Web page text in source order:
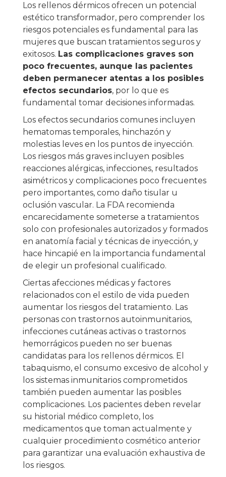
Los rellenos dérmicos ofrecen un potencial
estético transformador, pero comprender los
riesgos potenciales es fundamental para las
mujeres que buscan tratamientos seguros y
exitosos. Las complicaciones graves son
poco frecuentes, aunque las pacientes
deben permanecer atentas a los posibles
efectos secundarios, por lo que es
fundamental tomar decisiones informadas.
Los efectos secundarios comunes incluyen
hematomas temporales, hinchazón y
molestias leves en los puntos de inyección.
Los riesgos más graves incluyen posibles
reacciones alérgicas, infecciones, resultados
asimétricos y complicaciones poco frecuentes
pero importantes, como daño tisular u
oclusión vascular. La FDA recomienda
encarecidamente someterse a tratamientos
solo con profesionales autorizados y formados
en anatomía facial y técnicas de inyección, y
hace hincapié en la importancia fundamental
de elegir un profesional cualificado.
Ciertas afecciones médicas y factores
relacionados con el estilo de vida pueden
aumentar los riesgos del tratamiento. Las
personas con trastornos autoinmunitarios,
infecciones cutáneas activas o trastornos
hemorrágicos pueden no ser buenas
candidatas para los rellenos dérmicos. El
tabaquismo, el consumo excesivo de alcohol y
los sistemas inmunitarios comprometidos
también pueden aumentar las posibles
complicaciones. Los pacientes deben revelar
su historial médico completo, los
medicamentos que toman actualmente y
cualquier procedimiento cosmético anterior
para garantizar una evaluación exhaustiva de
los riesgos.